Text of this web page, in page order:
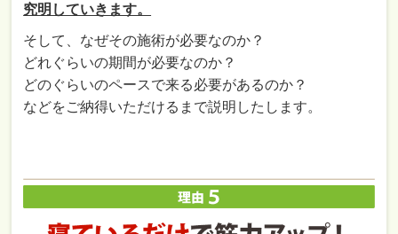
究明していきます。
そして、なぜその施術が必要なのか？
どれぐらいの期間が必要なのか？
どのぐらいのペースで来る必要があるのか？
などをご納得いただけるまで説明したします。